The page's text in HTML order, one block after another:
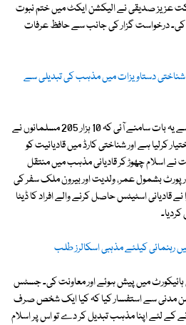
عزیز صدیقی نے الیکشن ایکٹ میں ختم نبوت
درخواست گزار کی جانب سے حافظ عرفات
شناختی دستاویزات میں مذہب کی تبدیلی سے
عدالت میں پیش کردہ نادرا رپورٹ سے یہ بات سامنے آئی کہ 10 ہزار 205 مسلمانوں نے
کرلیا ہے اور شناختی کارڈ میں قادیانیت کو
نے اسلام چھوڑ کر قادیانی مذہب میں منتقل
افراد کی جامع رپورٹ بشمول عمر، ولدیت اور بیرون ملک سفر کی
قادیانی اسٹیٹس حاصل کرنے والے افراد کا ڈیٹا
کیلئے مذہبی اسکالرز طلب
میں پیش ہوئے اور معاونت کی۔ جسٹس
مدنی سے استفسار کیا کہ کیا ایک شخص صرف
لئے اپنا مذہب تبدیل کر دے تو اس پر اسلام